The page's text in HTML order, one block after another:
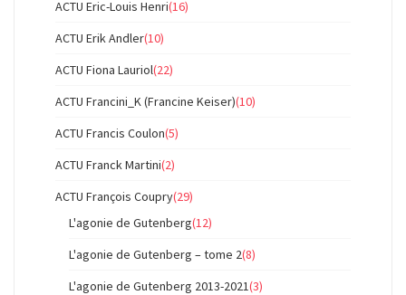
ACTU Eric-Louis Henri(16)
ACTU Erik Andler(10)
ACTU Fiona Lauriol(22)
ACTU Francini_K (Francine Keiser)(10)
ACTU Francis Coulon(5)
ACTU Franck Martini(2)
ACTU François Coupry(29)
L'agonie de Gutenberg(12)
L'agonie de Gutenberg – tome 2(8)
L'agonie de Gutenberg 2013-2021(3)